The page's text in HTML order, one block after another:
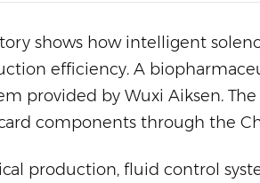
shows how intelligent
efficiency. A
provided by Wuxi Aiksen.
components through the
production, fluid control